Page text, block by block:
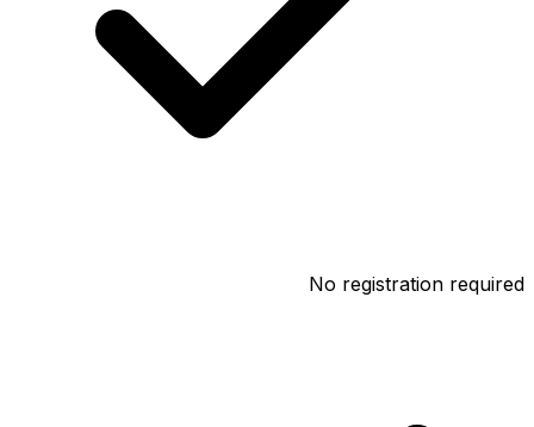
No registration required